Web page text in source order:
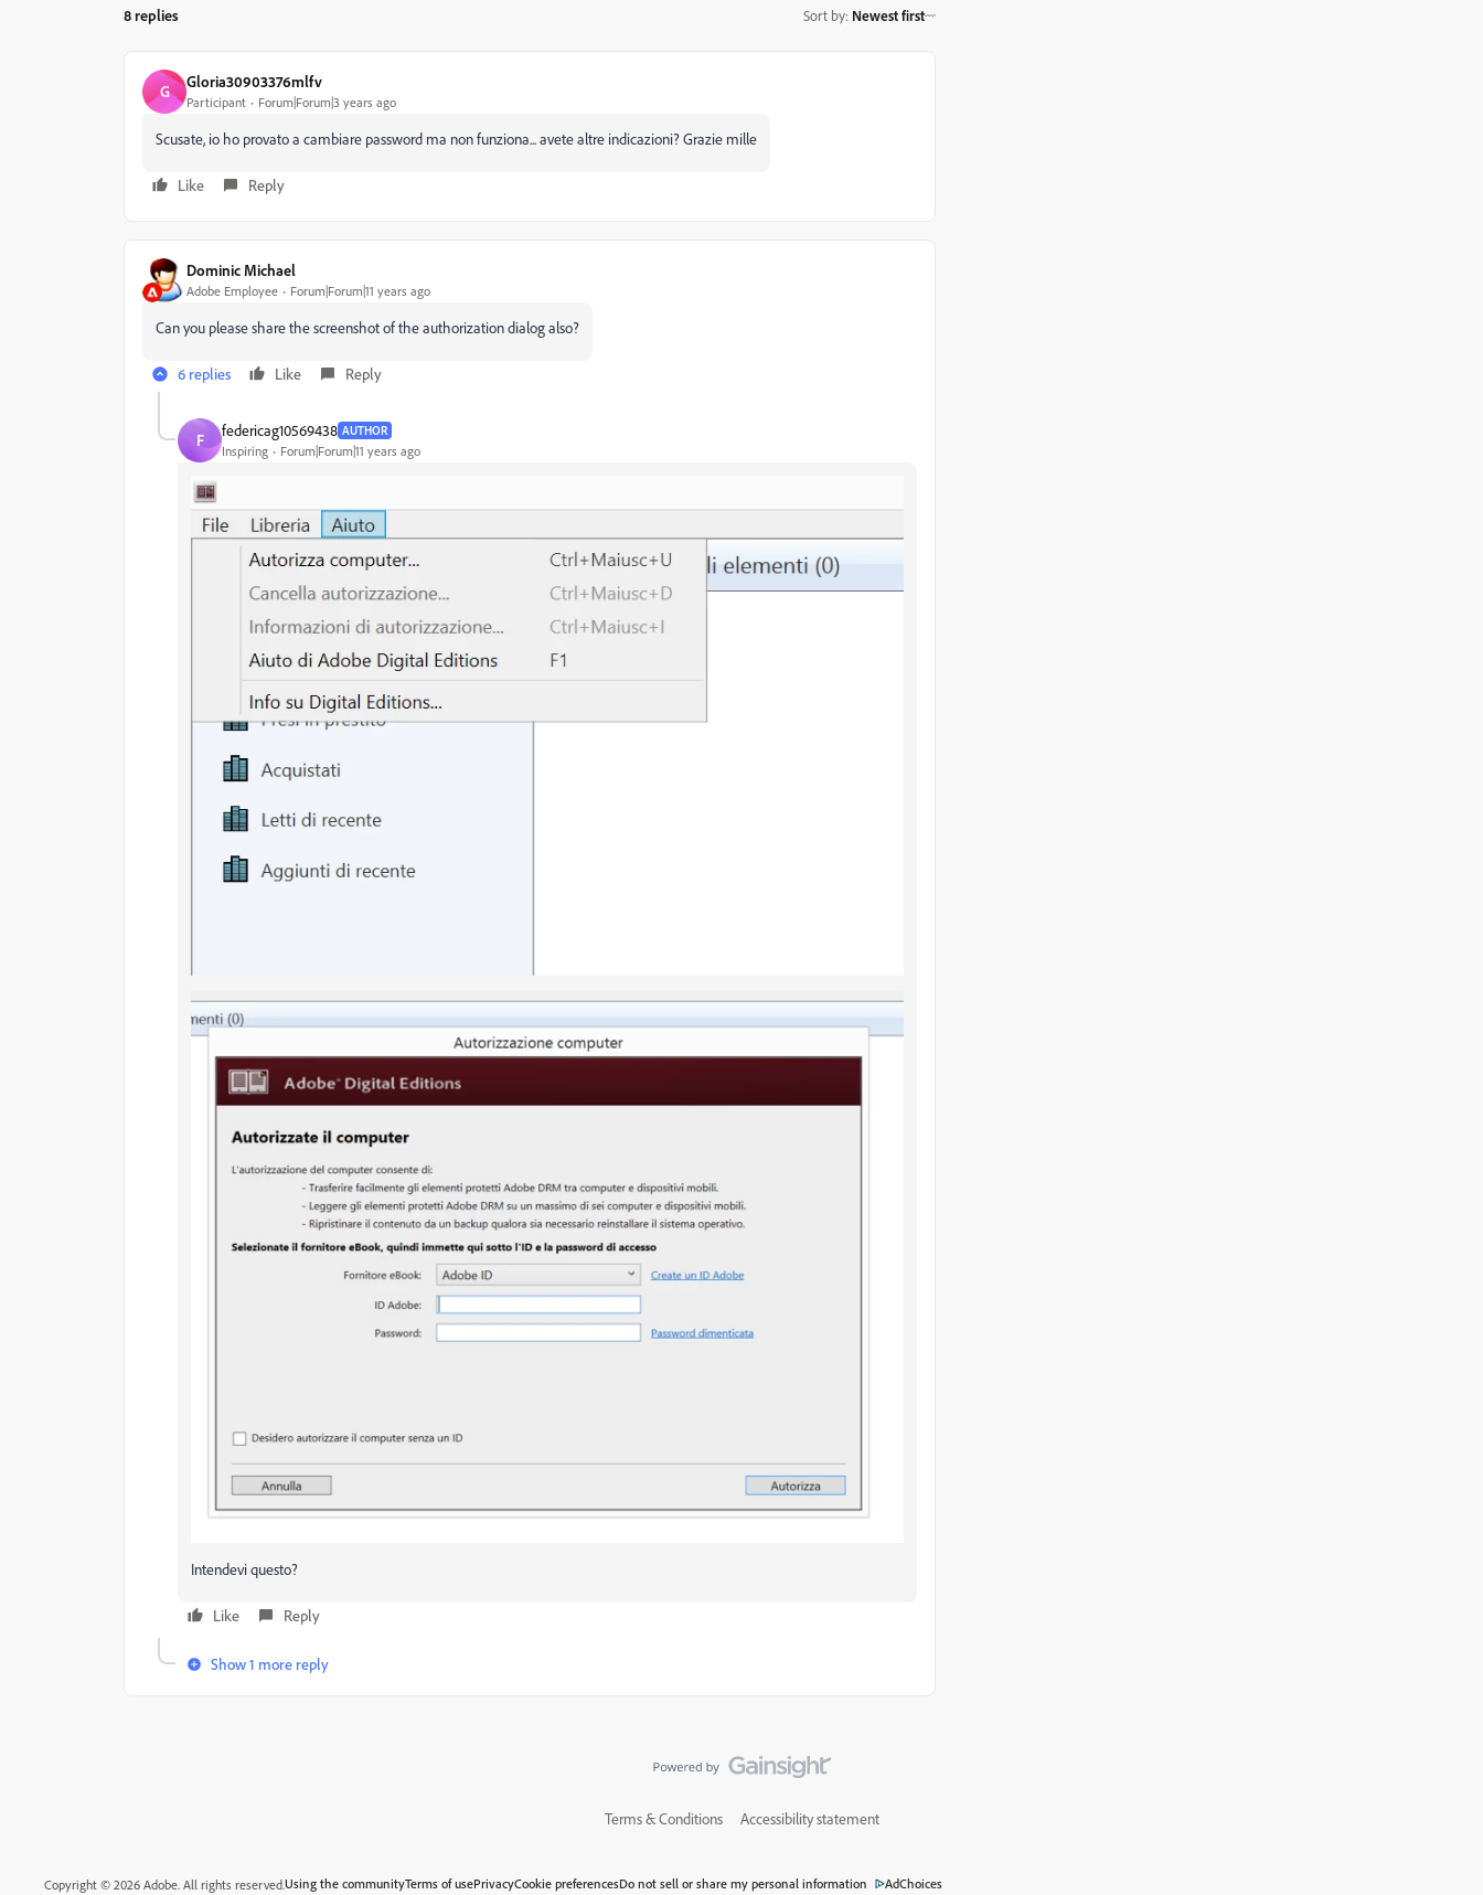
8 replies Sort by: Newest first
G Gloria30903376mlfv
Participant Forum|Forum|3 years ago
Scusate, io ho provato a cambiare password ma non funziona... avete altre indicazioni? Grazie mille
Like Reply
Dominic Michael
Adobe Employee Forum|Forum|11 years ago
Can you please share the screenshot of the authorization dialog also?
6 replies Like Reply
F federicag10569438 AUTHOR
Inspiring Forum|Forum|11 years ago
Intendevi questo?
Like Reply
Show 1 more reply
Terms & Conditions Accessibility statement
Copyright © 2026 Adobe. All rights reserved.Using the communityTerms of usePrivacyCookie preferencesDo not sell or share my personal information AdChoices